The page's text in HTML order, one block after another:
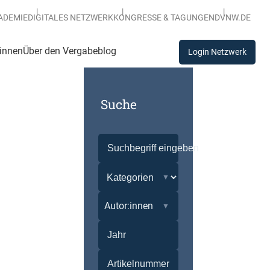
DIGITALES NETZWERKKONGRESSE & TAGUNGENDVNW.DE
Über den Vergabeblog Login Netzwerk
Suche
Autor:innen